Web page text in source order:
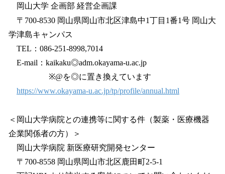
岡山大学 企画部 経営企画課
〒700-8530 岡山県岡山市北区津島中1丁目1番1号 岡山大
学津島キャンパス
TEL：086-251-8998,7014
E-mail：kaikaku◎adm.okayama-u.ac.jp
※@を◎に置き換えています
https://www.okayama-u.ac.jp/tp/profile/annual.html
＜岡山大学病院との連携等に関する件（製薬・医療機器
企業関係者の方）＞
岡山大学病院 新医療研究開発センター
〒700-8558 岡山県岡山市北区鹿田町2-5-1